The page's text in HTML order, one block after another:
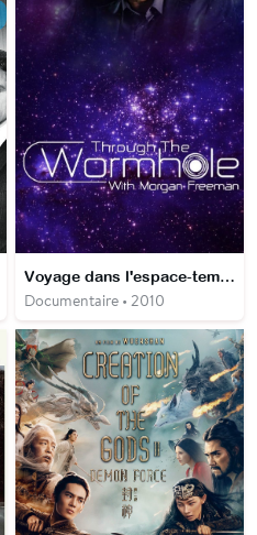
Voyage dans l'espace-temps avec Morgan Freeman
Documentaire • 2010